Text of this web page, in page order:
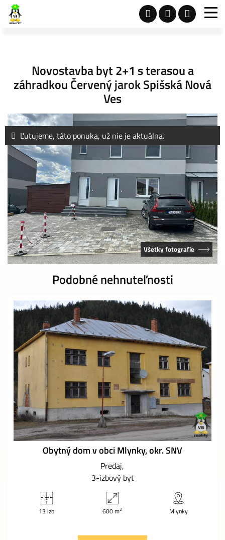
Novostavba byt 2+1 s terasou a
záhradkou Červený jarok Spišská Nová
Ves
Ľutujeme, táto ponuka, už nie je aktuálna.
Všetky fotografie
Podobné nehnuteľnosti
Obytný dom v obci Mlynky, okr. SNV
Predaj
3-izbový byt
13 izb 600 m2 Mlynky